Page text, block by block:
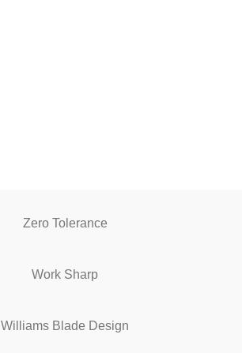
Zero Tolerance
Work Sharp
Williams Blade Design